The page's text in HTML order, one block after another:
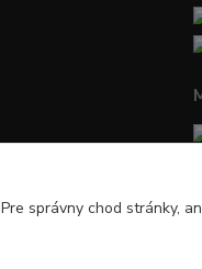
Pre správny chod stránky,